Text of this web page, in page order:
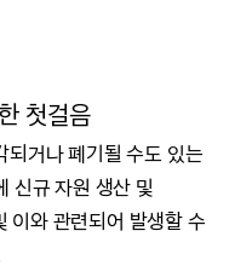
첫걸음
되거나 폐기될 수도 있는
신규 자원 생산 및
이와 관련되어 발생할 수